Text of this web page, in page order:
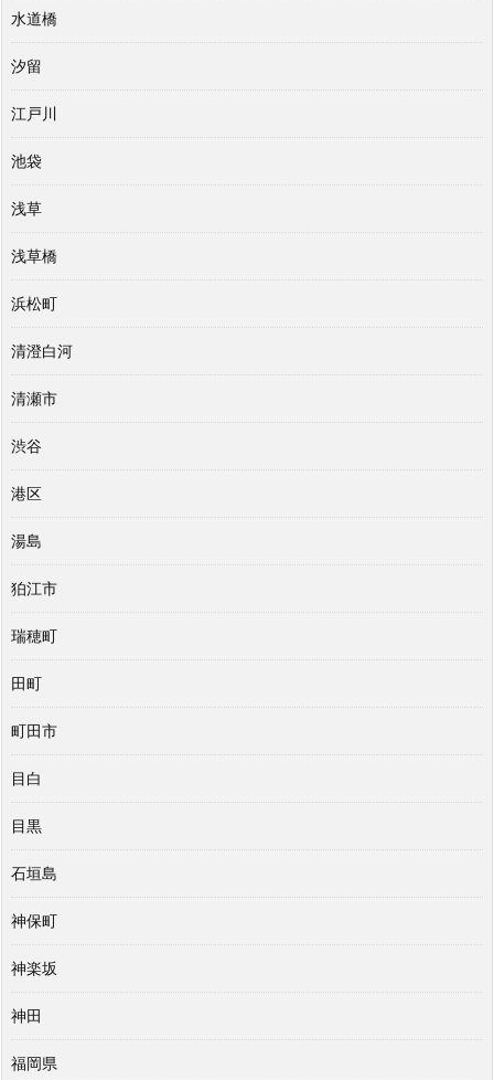
水道橋
汐留
江戸川
池袋
浅草
浅草橋
浜松町
清澄白河
清瀬市
渋谷
港区
湯島
狛江市
瑞穂町
田町
町田市
目白
目黒
石垣島
神保町
神楽坂
神田
福岡県